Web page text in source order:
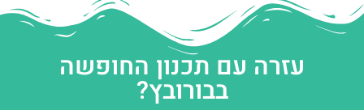
עזרה עם תכנון החופשה
בבורובץ?